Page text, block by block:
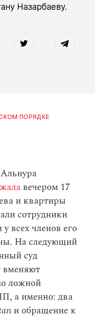
Назарбаеву.
ПОРЯДКЕ
вечером 17
и квартиры
сотрудники
всех членов его
На следующий
суд
вменяют
ложной
а именно: два
и обращение к